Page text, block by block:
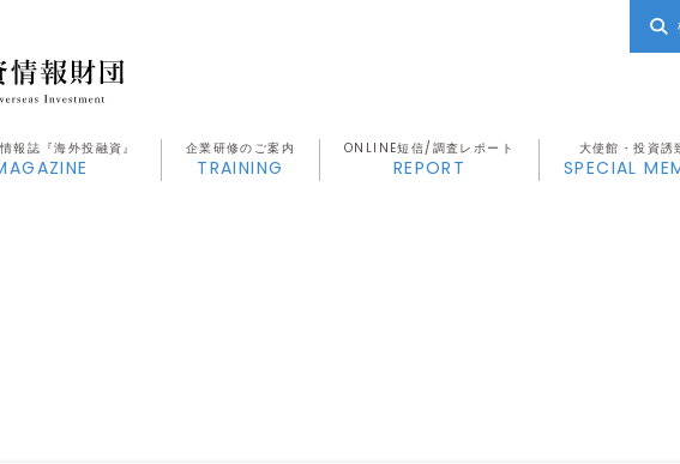
報誌『海外投融資』 企業研修のご案内
TRAINING
ONLINE短信/調査レポート
REPORT
大使館・投資誘
SPECIAL